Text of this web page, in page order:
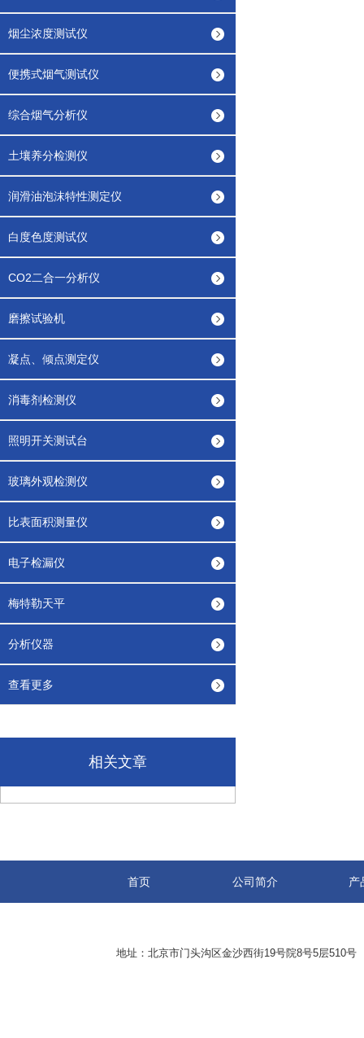
烟尘浓度测试仪
便携式烟气测试仪
综合烟气分析仪
土壤养分检测仪
润滑油泡沫特性测定仪
白度色度测试仪
CO2二合一分析仪
磨擦试验机
凝点、倾点测定仪
消毒剂检测仪
照明开关测试台
玻璃外观检测仪
比表面积测量仪
电子检漏仪
梅特勒天平
分析仪器
查看更多
相关文章
首页 公司简介 产
地址：北京市门头沟区金沙西街19号院8号5层510